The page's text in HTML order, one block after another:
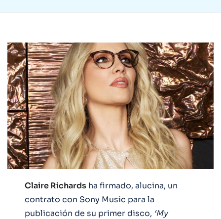
Claire Richards ha firmado, alucina, un
contrato con Sony Music para la
publicación de su primer disco, ‘My